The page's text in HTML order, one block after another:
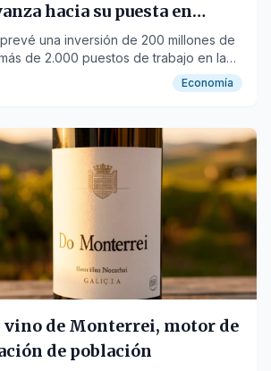
hacia su puesta en
una inversión de 200 millones de
de 2.000 puestos de trabajo en la
Economía
vino de Monterrei, motor de
de población